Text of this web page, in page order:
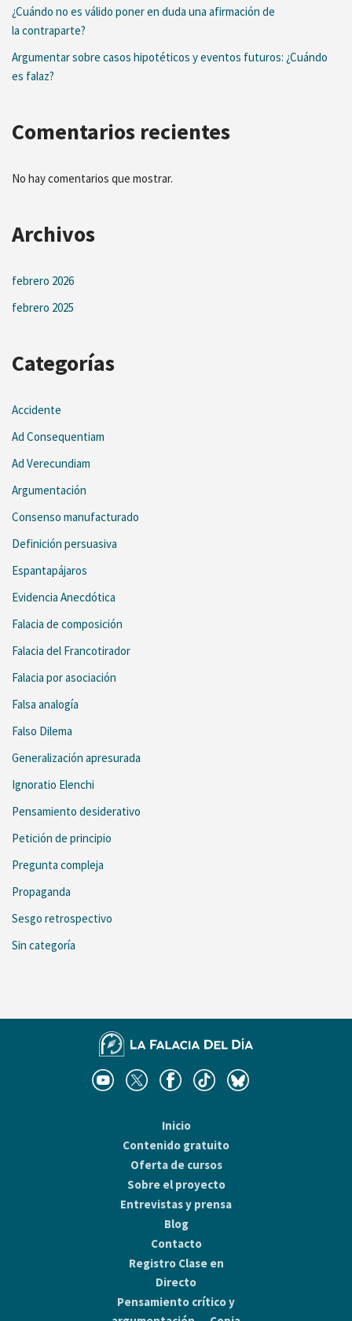
¿Cuándo no es válido poner en duda una afirmación de
la contraparte?
Argumentar sobre casos hipotéticos y eventos futuros: ¿Cuándo
es falaz?
Comentarios recientes
No hay comentarios que mostrar.
Archivos
febrero 2026
febrero 2025
Categorías
Accidente
Ad Consequentiam
Ad Verecundiam
Argumentación
Consenso manufacturado
Definición persuasiva
Espantapájaros
Evidencia Anecdótica
Falacia de composición
Falacia del Francotirador
Falacia por asociación
Falsa analogía
Falso Dilema
Generalización apresurada
Ignoratio Elenchi
Pensamiento desiderativo
Petición de principio
Pregunta compleja
Propaganda
Sesgo retrospectivo
Sin categoría
Inicio
Contenido gratuito
Oferta de cursos
Sobre el proyecto
Entrevistas y prensa
Blog
Contacto
Registro Clase en
Directo
Pensamiento crítico y